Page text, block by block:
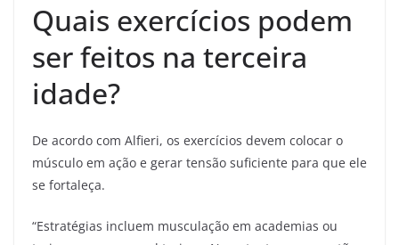
Quais exercícios podem
ser feitos na terceira
idade?
De acordo com Alfieri, os exercícios devem colocar o
músculo em ação e gerar tensão suficiente para que ele
se fortaleça.
“Estratégias incluem musculação em academias ou